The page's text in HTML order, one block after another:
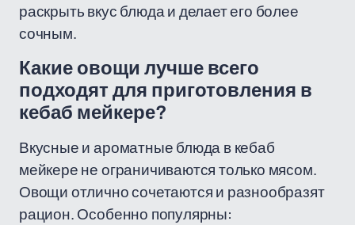
раскрыть вкус блюда и делает его более
сочным.
Какие овощи лучше всего
подходят для приготовления в
кебаб мейкере?
Вкусные и ароматные блюда в кебаб
мейкере не ограничиваются только мясом.
Овощи отлично сочетаются и разнообразят
рацион. Особенно популярны: